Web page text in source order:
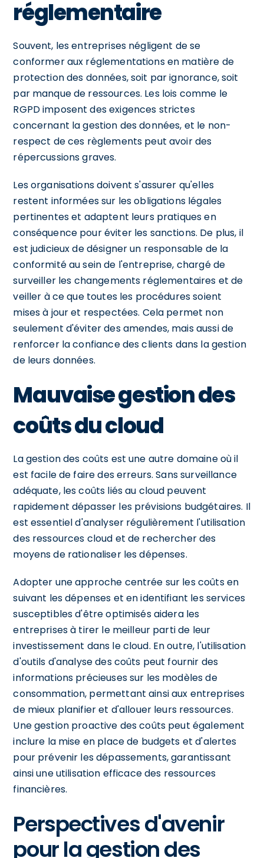
réglementaire
Souvent, les entreprises négligent de se
conformer aux réglementations en matière de
protection des données, soit par ignorance, soit
par manque de ressources. Les lois comme le
RGPD imposent des exigences strictes
concernant la gestion des données, et le non-
respect de ces règlements peut avoir des
répercussions graves.
Les organisations doivent s'assurer qu'elles
restent informées sur les obligations légales
pertinentes et adaptent leurs pratiques en
conséquence pour éviter les sanctions. De plus, il
est judicieux de désigner un responsable de la
conformité au sein de l'entreprise, chargé de
surveiller les changements réglementaires et de
veiller à ce que toutes les procédures soient
mises à jour et respectées. Cela permet non
seulement d'éviter des amendes, mais aussi de
renforcer la confiance des clients dans la gestion
de leurs données.
Mauvaise gestion des
coûts du cloud
La gestion des coûts est une autre domaine où il
est facile de faire des erreurs. Sans surveillance
adéquate, les coûts liés au cloud peuvent
rapidement dépasser les prévisions budgétaires. Il
est essentiel d'analyser régulièrement l'utilisation
des ressources cloud et de rechercher des
moyens de rationaliser les dépenses.
Adopter une approche centrée sur les coûts en
suivant les dépenses et en identifiant les services
susceptibles d'être optimisés aidera les
entreprises à tirer le meilleur parti de leur
investissement dans le cloud. En outre, l'utilisation
d'outils d'analyse des coûts peut fournir des
informations précieuses sur les modèles de
consommation, permettant ainsi aux entreprises
de mieux planifier et d'allouer leurs ressources.
Une gestion proactive des coûts peut également
inclure la mise en place de budgets et d'alertes
pour prévenir les dépassements, garantissant
ainsi une utilisation efficace des ressources
financières.
Perspectives d'avenir
pour la gestion des